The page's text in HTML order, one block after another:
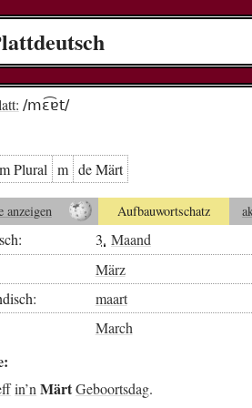
/mɛ͡ɐt/
Plural m de Märt
anzeigen Aufbauwortschatz
3. Maand
März
maart
March
in’n MärtGeboortsdag.